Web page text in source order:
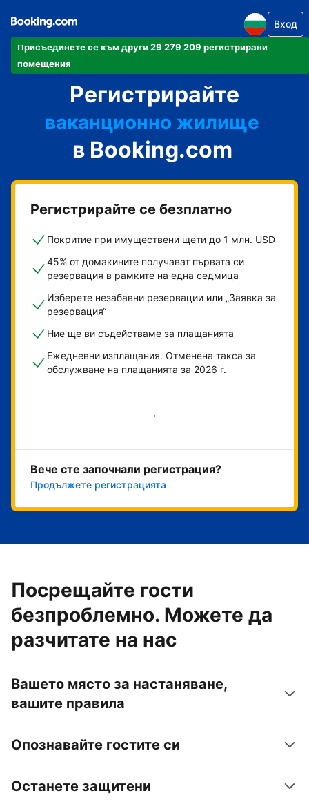
Присъединете се към други 29 279 209 регистрирани
помещения
Вход
Регистрирайте
своя апартамент
своя хотел
ваканционно жилище
своята къща за гости
своя пансион със закуска
в Booking.com
Регистрирайте се безплатно
Покритие при имуществени щети до 1 млн. USD
45% от домакините получават първата си
резервация в рамките на една седмица
Изберете незабавни резервации или „Заявка за
резервация“
Ние ще ви съдействаме за плащанията
Ежедневни изплащания. Отменена такса за
обслужване на плащанията за 2026 г.
Начало
Вече сте започнали регистрация?
Продължете регистрацията
Посрещайте гости
безпроблемно. Можете да
разчитате на нас
Вашето място за настаняване,
вашите правила
Опознавайте гостите си
Останете защитени